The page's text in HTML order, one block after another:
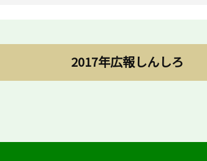
2017年広報しんしろ